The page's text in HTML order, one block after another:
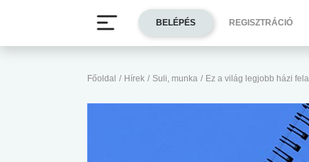
Főoldal / Hírek / Suli, munka / Ez a világ legjobb házi
BELÉPÉS REGISZTRÁCIÓ